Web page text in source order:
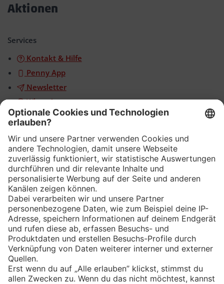
Aktionen
Services
Kontakt & Hilfe
Penny App
Newsletter
WhatsApp
App